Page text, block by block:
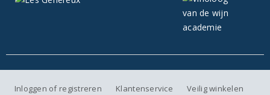
Inloggen of registreren Klantenservice
Veilig winkelen